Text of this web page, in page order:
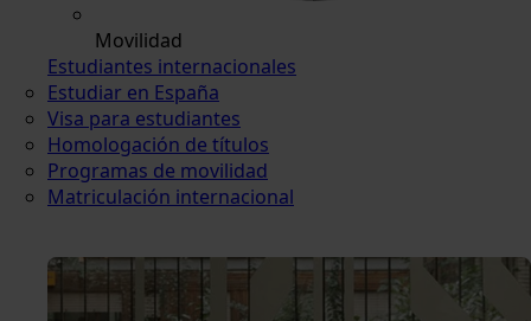
Movilidad
Estudiantes internacionales
Estudiar en España
Visa para estudiantes
Homologación de títulos
Programas de movilidad
Matriculación internacional